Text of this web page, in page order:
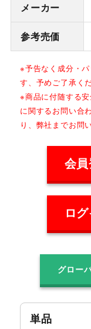
メーカー
参考売価
※予告なく成分・
す、予めご了承くだ
※商品に付随する
に関するお問い合
り、弊社までお問
会
ロ
グロー
単品